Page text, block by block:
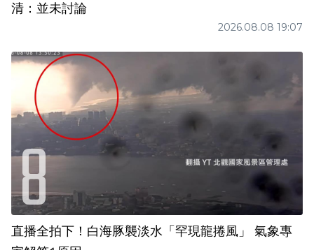
清：並未討論
2026.08.08 19:07
直播全拍下！白海豚襲淡水「罕現龍捲風」 氣象專